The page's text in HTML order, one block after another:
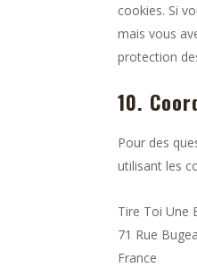
cookies. Si
mais vous
protection
10.
Pour des
utilisant les
Tire Toi Une
71 Rue
France